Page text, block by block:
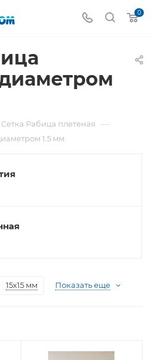
0
Сетка Рабица плетеная —
1.5 мм
15х15 мм Показать еще